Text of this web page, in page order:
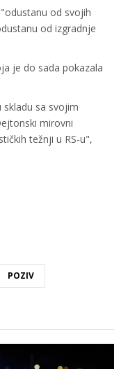
od svojih
od izgradnje
je do sada pokazala
skladu sa svojim
mirovni
težnji u RS-u",
POZIV